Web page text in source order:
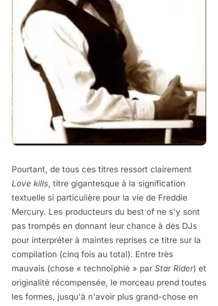
Pourtant, de tous ces titres ressort clairement
Love kills, titre gigantesque à la signification
textuelle si particulière pour la vie de Freddie
Mercury. Les producteurs du best of ne s'y sont
pas trompés en donnant leur chance à des DJs
pour interpréter à maintes reprises ce titre sur la
compilation (cinq fois au total). Entre très
mauvais (chose « technoïphié » par Star Rider) et
originalité récompensée, le morceau prend toutes
les formes, jusqu'à n'avoir plus grand-chose en